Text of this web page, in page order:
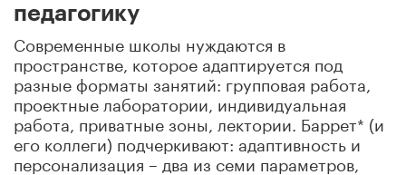
педагогику
Современные школы нуждаются в
пространстве, которое адаптируется под
разные форматы занятий: групповая работа,
проектные лаборатории, индивидуальная
работа, приватные зоны, лектории. Баррет* (и
его коллеги) подчеркивают: адаптивность и
персонализация – два из семи параметров,